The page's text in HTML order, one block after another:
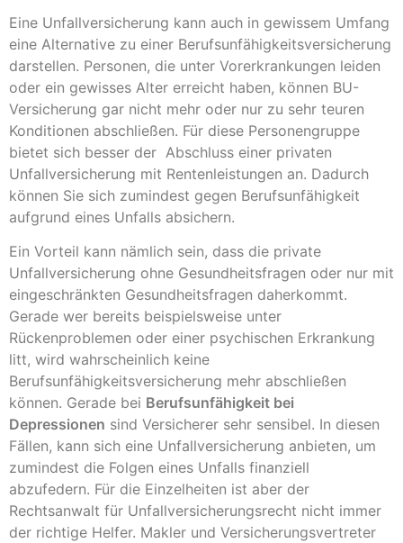
Eine Unfallversicherung kann auch in gewissem Umfang
eine Alternative zu einer Berufsunfähigkeitsversicherung
darstellen. Personen, die unter Vorerkrankungen leiden
oder ein gewisses Alter erreicht haben, können BU-
Versicherung gar nicht mehr oder nur zu sehr teuren
Konditionen abschließen. Für diese Personengruppe
bietet sich besser der Abschluss einer privaten
Unfallversicherung mit Rentenleistungen an. Dadurch
können Sie sich zumindest gegen Berufsunfähigkeit
aufgrund eines Unfalls absichern.
Ein Vorteil kann nämlich sein, dass die private
Unfallversicherung ohne Gesundheitsfragen oder nur mit
eingeschränkten Gesundheitsfragen daherkommt.
Gerade wer bereits beispielsweise unter
Rückenproblemen oder einer psychischen Erkrankung
litt, wird wahrscheinlich keine
Berufsunfähigkeitsversicherung mehr abschließen
können. Gerade bei Berufsunfähigkeit bei
Depressionen sind Versicherer sehr sensibel. In diesen
Fällen, kann sich eine Unfallversicherung anbieten, um
zumindest die Folgen eines Unfalls finanziell
abzufedern. Für die Einzelheiten ist aber der
Rechtsanwalt für Unfallversicherungsrecht nicht immer
der richtige Helfer. Makler und Versicherungsvertreter